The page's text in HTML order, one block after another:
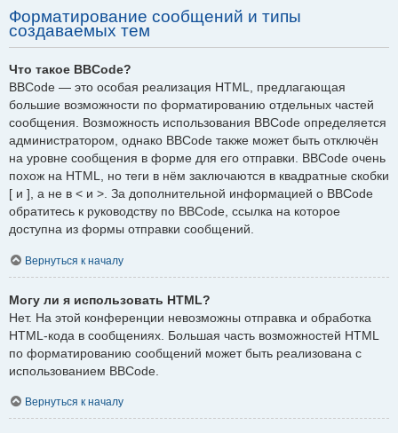
Форматирование сообщений и типы
создаваемых тем
Что такое BBCode?
BBCode — это особая реализация HTML, предлагающая
большие возможности по форматированию отдельных частей
сообщения. Возможность использования BBCode определяется
администратором, однако BBCode также может быть отключён
на уровне сообщения в форме для его отправки. BBCode очень
похож на HTML, но теги в нём заключаются в квадратные скобки
[ и ], а не в < и >. За дополнительной информацией о BBCode
обратитесь к руководству по BBCode, ссылка на которое
доступна из формы отправки сообщений.
Вернуться к началу
Могу ли я использовать HTML?
Нет. На этой конференции невозможны отправка и обработка
HTML-кода в сообщениях. Большая часть возможностей HTML
по форматированию сообщений может быть реализована с
использованием BBCode.
Вернуться к началу